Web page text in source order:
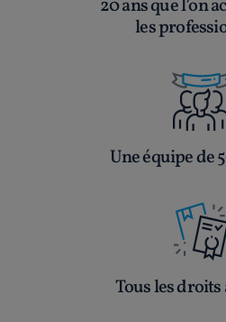
20 ans que l’on
les
Une équipe de
Tous les droits